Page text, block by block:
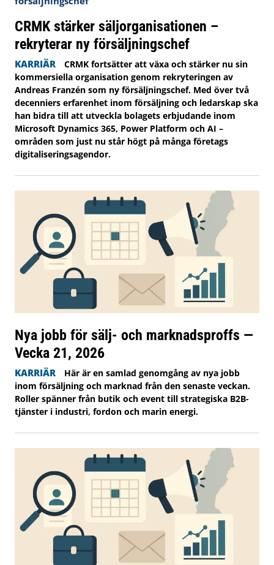
CRMK stärker säljorganisationen –
rekryterar ny försäljningschef
KARRIÄR
CRMK fortsätter att växa och stärker nu sin
kommersiella organisation genom rekryteringen av
Andreas Franzén som ny försäljningschef. Med över två
decenniers erfarenhet inom försäljning och ledarskap ska
han bidra till att utveckla bolagets erbjudande inom
Microsoft Dynamics 365, Power Platform och AI –
områden som just nu står högt på många företags
digitaliseringsagendor.
Nya jobb för sälj- och marknadsproffs —
Vecka 21, 2026
KARRIÄR
Här är en samlad genomgång av nya jobb
inom försäljning och marknad från den senaste veckan.
Roller spänner från butik och event till strategiska B2B-
tjänster i industri, fordon och marin energi.